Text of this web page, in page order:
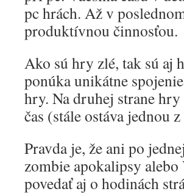
pc hrách. Až v
produktívnou činnosťou.
Ako sú hry zlé, tak sú aj
ponúka unikátne
hry. Na druhej strane
čas (stále ostáva jednou
Pravda je, že ani po
zombie apokalipsy
povedať aj o hodinách